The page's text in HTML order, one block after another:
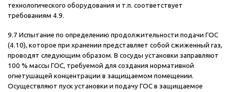
технологического оборудования и т.п. соответствует
требованиям 4.9.
9.7 Испытание по определению продолжительности подачи ГОС
(4.10), которое при хранении представляет собой сжиженный газ,
проводят следующим образом. В сосуды установки заправляют
100 % массы ГОС, требуемой для создания нормативной
огнетушащей концентрации в защищаемом помещении.
Осуществляют пуск установки и подачу ГОС в защищаемое